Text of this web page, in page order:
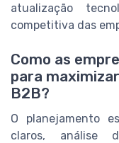
atualização
competitiva das
Como as
para
B2B?
O planejamento
claros, análise